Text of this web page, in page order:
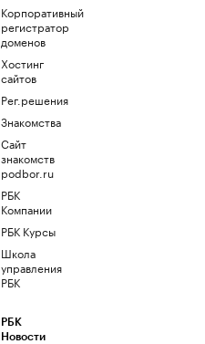
Корпоративный
регистратор
доменов
Хостинг
сайтов
Рег.решения
Знакомства
Сайт
знакомств
podbor.ru
РБК
Компании
РБК Курсы
Школа
управления
РБК
РБК
Новости